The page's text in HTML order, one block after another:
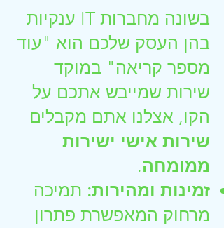
בשונה מחברות IT ענקיות
בהן העסק שלכם הוא "עוד
מספר קריאה" במוקד
שירות שמייבש אתכם על
הקו, אצלנו אתם מקבלים
שירות אישי ישירות
ממומחה.
זמינות ומהירות: תמיכה
מרחוק המאפשרת פתרון